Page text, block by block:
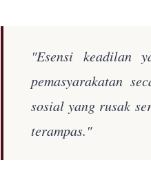
"Esensi keadilan
pemasyarakatan
sosial yang rusak
terampas."